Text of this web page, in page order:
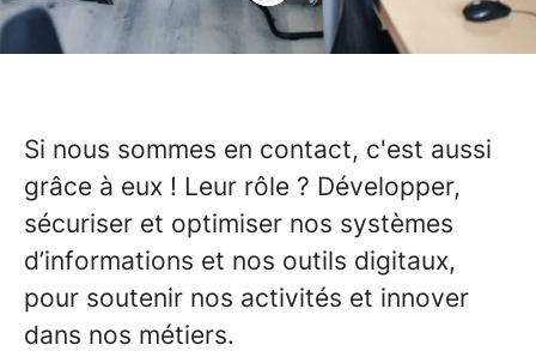
Si nous sommes en contact, c'est aussi
grâce à eux ! Leur rôle ? Développer,
sécuriser et optimiser nos systèmes
d’informations et nos outils digitaux,
pour soutenir nos activités et innover
dans nos métiers.